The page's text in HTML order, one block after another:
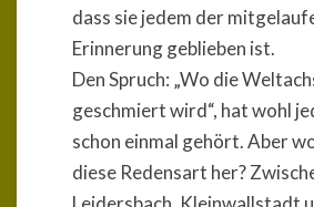
dass sie jedem der
Erinnerung geblieben ist.
Den Spruch: „Wo die
geschmiert wird“, hat wohl
schon einmal gehört. Aber
diese Redensart her?